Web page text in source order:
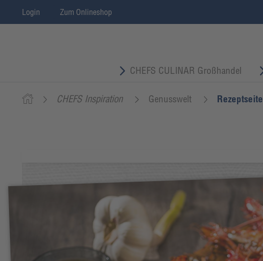
Login Zum Onlineshop
CHEFS CULINAR Großhandel
CHEFS Inspiration Genusswelt Rezeptseite